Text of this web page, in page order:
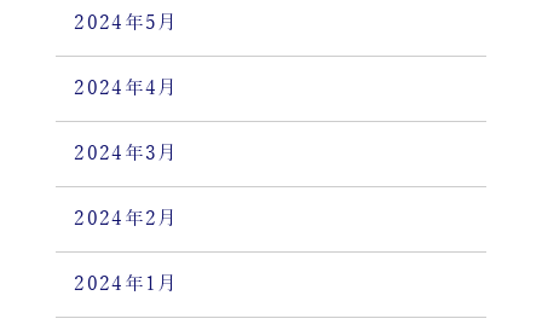
2024年5月
2024年4月
2024年3月
2024年2月
2024年1月